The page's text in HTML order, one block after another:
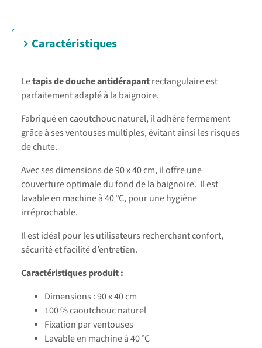
Caractéristiques
Letapis de douche antidérapantrectangulaire est
parfaitement adapté à la baignoire.
Fabriqué en caoutchouc naturel, il adhère fermement
grâce à ses ventouses multiples, évitant ainsi les risques
de chute.
Avec ses dimensions de 90 x 40 cm, il offre une
couverture optimale du fond de la baignoire. Il est
lavable en machine à 40 °C, pour une hygiène
irréprochable.
Il est idéal pour les utilisateurs recherchant confort,
sécurité et facilité d’entretien.
Caractéristiques produit :
Dimensions : 90 x 40 cm
100 % caoutchouc naturel
Fixation par ventouses
Lavable en machine à 40 °C